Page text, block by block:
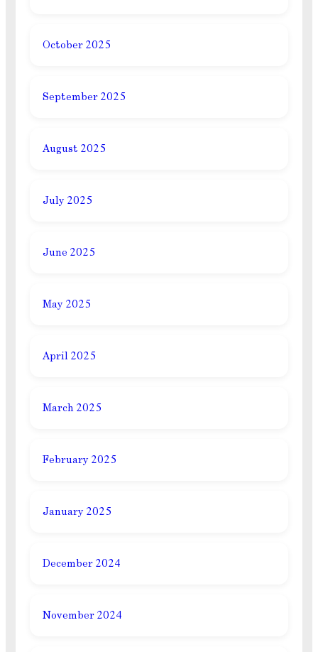
October 2025
September 2025
August 2025
July 2025
June 2025
May 2025
April 2025
March 2025
February 2025
January 2025
December 2024
November 2024